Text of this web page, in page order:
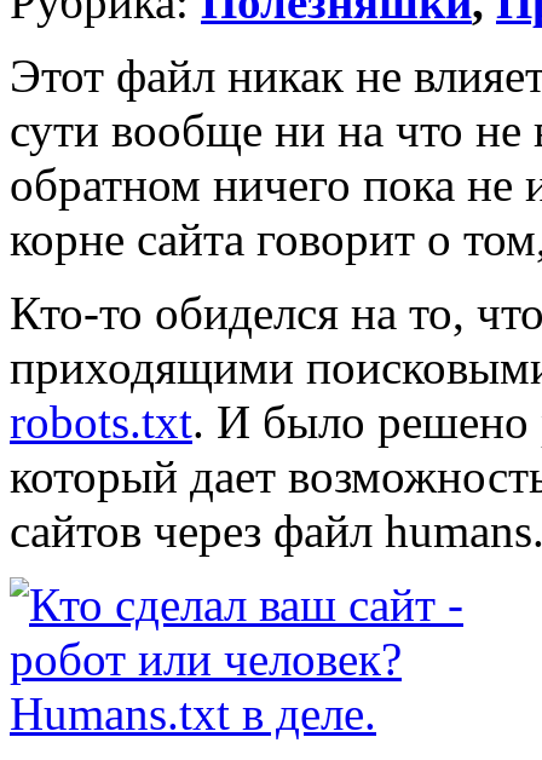
Этот файл никак не
сути вообще ни на что не
обратном ничего пока не
корне сайта говорит о
Кто-то обиделся на то,
приходящими
robots.txt. И было решено
который дает
сайтов через файл